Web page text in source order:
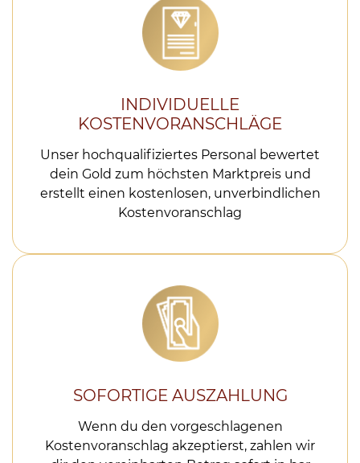
INDIVIDUELLE
KOSTENVORANSCHLÄGE
Unser hochqualifiziertes Personal bewertet
dein Gold zum höchsten Marktpreis und
erstellt einen kostenlosen, unverbindlichen
Kostenvoranschlag
SOFORTIGE AUSZAHLUNG
Wenn du den vorgeschlagenen
Kostenvoranschlag akzeptierst, zahlen wir